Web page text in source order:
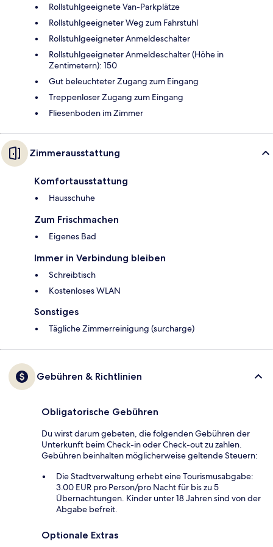
Rollstuhlgeeignete Van-Parkplätze
Rollstuhlgeeigneter Weg zum Fahrstuhl
Rollstuhlgeeigneter Anmeldeschalter
Rollstuhlgeeigneter Anmeldeschalter (Höhe in
Zentimetern): 150
Gut beleuchteter Zugang zum Eingang
Treppenloser Zugang zum Eingang
Fliesenboden im Zimmer
Zimmerausstattung
Komfortausstattung
Hausschuhe
Zum Frischmachen
Eigenes Bad
Immer in Verbindung bleiben
Schreibtisch
Kostenloses WLAN
Sonstiges
Tägliche Zimmerreinigung (surcharge)
Gebühren & Richtlinien
Obligatorische Gebühren
Du wirst darum gebeten, die folgenden Gebühren der
Unterkunft beim Check-in oder Check-out zu zahlen.
Gebühren beinhalten möglicherweise geltende Steuern:
Die Stadtverwaltung erhebt eine Tourismusabgabe:
3.00 EUR pro Person/pro Nacht für bis zu 5
Übernachtungen. Kinder unter 18 Jahren sind von der
Abgabe befreit.
Optionale Extras